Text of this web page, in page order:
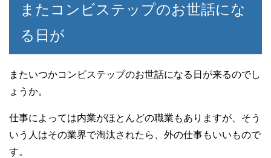
またコンビステップのお世話にな
る日が
またいつかコンビステップのお世話になる日が来るのでし
ょうか。
仕事によっては内業がほとんどの職業もありますが、そう
いう人はその業界で淘汰されたら、外の仕事もいいもので
す。